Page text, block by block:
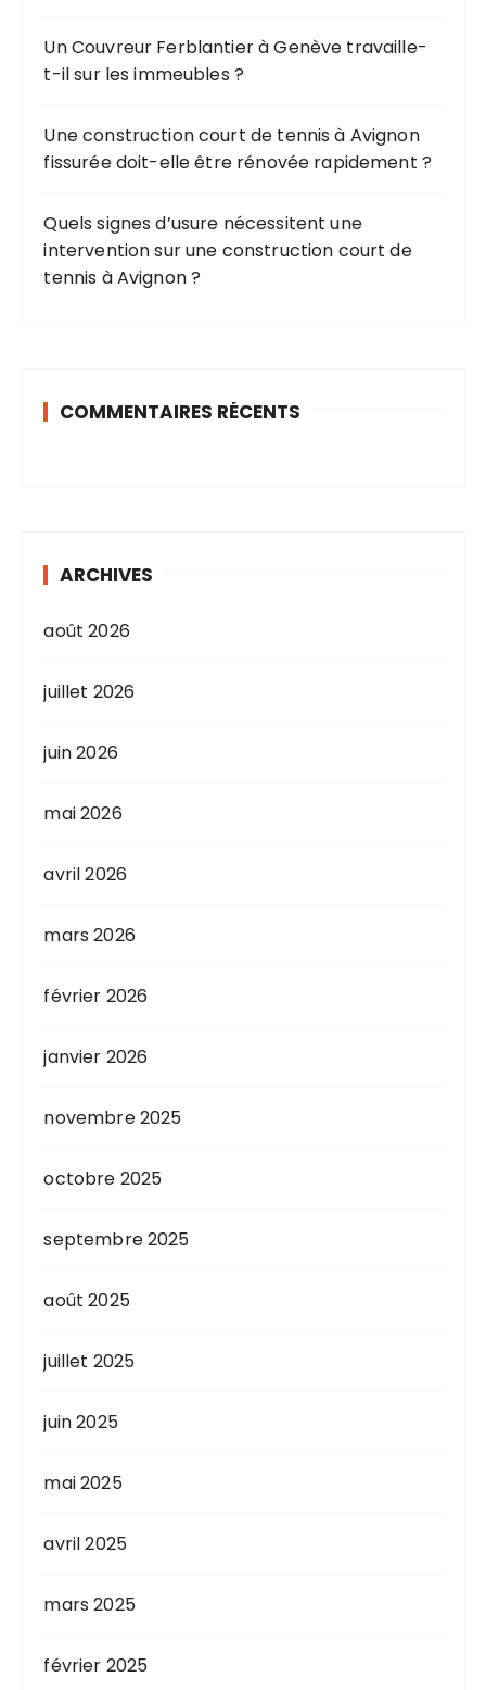
:Un Couvreur Ferblantier à Genève travaille-
t-il sur les immeubles ?
Une construction court de tennis à Avignon
fissurée doit-elle être rénovée rapidement ?
Quels signes d’usure nécessitent une
intervention sur une construction court de
tennis à Avignon ?
COMMENTAIRES RÉCENTS
ARCHIVES
août 2026
juillet 2026
juin 2026
mai 2026
avril 2026
mars 2026
février 2026
janvier 2026
novembre 2025
octobre 2025
septembre 2025
août 2025
juillet 2025
juin 2025
mai 2025
avril 2025
mars 2025
février 2025